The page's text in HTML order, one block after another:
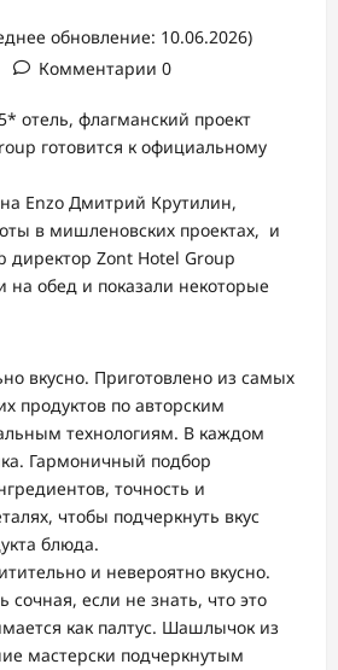
обновление: 10.06.2026)
Комментарии 0
отель, флагманский проект
готовится к официальному
Enzo Дмитрий Крутилин,
в мишленовских проектах, и
директор Zont Hotel Group
на обед и показали некоторые
вкусно. Приготовлено из самых
продуктов по авторским
технологиям. В каждом
Гармоничный подбор
точность и
чтобы подчеркнуть вкус
блюда.
и невероятно вкусно.
сочная, если не знать, что это
как палтус. Шашлычок из
мастерски подчеркнутым